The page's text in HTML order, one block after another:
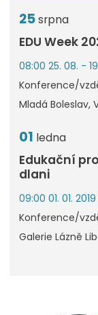
25srpna
EDU Week
08:00 25. 08. -
Konference/
Mladá Boleslav,
01 ledna
Edukační
dlani
09:00 01. 01.
Konference/
Galerie Lázně